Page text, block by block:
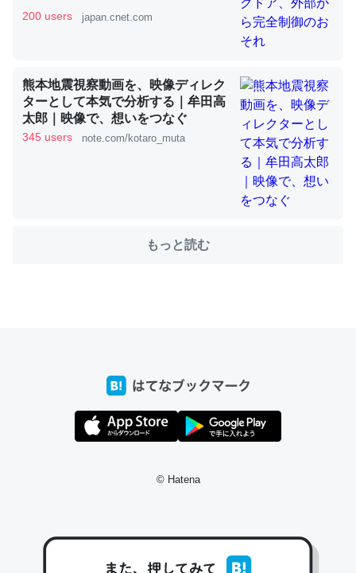
ウチもEchoを実家に置いて４年。でたまに覗いてる。ぼ
ちぼちRingも置こうかと画策中。あと、Googleマップで
位置情報を共有してる。電池残量や充電中かが分かるので
これ見て生きてるなって分かる。
─たまにLINEするくらいだった遠方の父67歳と僕。ITツール導入で
コミュニケーションが劇的に変化した｜tayorini by LIFULL介護
コミュニケーションが劇的に変化した｜tayorini by LIFULL介護
私も3年前ぐらいに祖母の家に設置した。ポケットWifiみ
https://toyoshi.hatenablog.com/entry/2019/05/15/1805
200 users japan.cnet.com
熊本地震視察動画を、映像ディレク
ターとして本気で分析する｜牟田高
太郎｜映像で、想いをつなぐ
345 users note.com/kotaro_muta
もっと読む
© Hatena